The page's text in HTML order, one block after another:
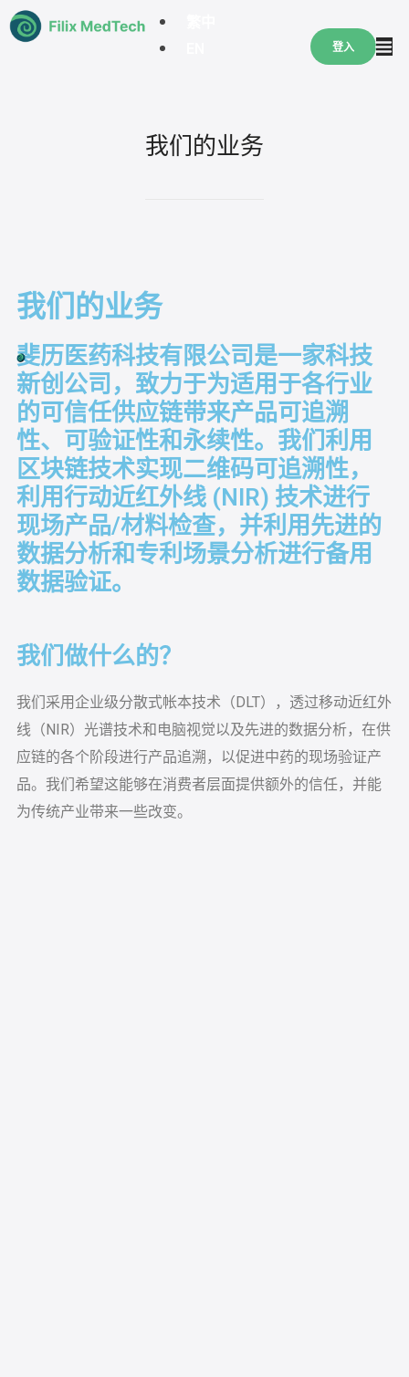
登入
我们的业务
我们的业务
斐历医药科技有限公司是一家科技
新创公司，致力于为适用于各行业
的可信任供应链带来产品可追溯
性、可验证性和永续性。我们利用
区块链技术实现二维码可追溯性，
利用行动近红外线 (NIR) 技术进行
现场产品/材料检查，并利用先进的
数据分析和专利场景分析进行备用
数据验证。
我们做什么的？
我们采用企业级分散式帐本技术（DLT），透过移动近红外
线（NIR）光谱技术和电脑视觉以及先进的数据分析，在供
应链的各个阶段进行产品追溯，以促进中药的现场验证产
品。我们希望这能够在消费者层面提供额外的信任，并能
为传统产业带来一些改变。